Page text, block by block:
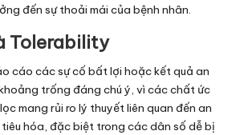
đến sự thoải mái của bệnh nhân.
Tolerability
cáo các sự cố bất lợi hoặc kết quả an
trống đáng chú ý, vì các chất ức
mang rủi ro lý thuyết liên quan đến an
hóa, đặc biệt trong các dân số dễ bị